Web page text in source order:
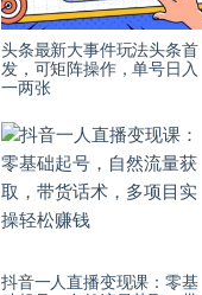
头条最新大事件玩法头条首
发，可矩阵操作，单号日入
一两张
抖音一人直播变现课：零基